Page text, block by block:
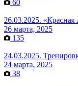
60
26.03.2025.
26 марта, 2025
135
24.03.2025.
24 марта, 2025
38